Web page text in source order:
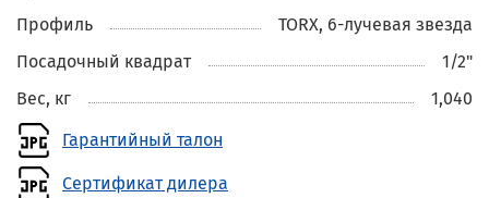
Профиль
TORX, 6-лучевая звезда
Посадочный квадрат
1/2"
Вес, кг
1,040
Гарантийный талон
Сертификат дилера